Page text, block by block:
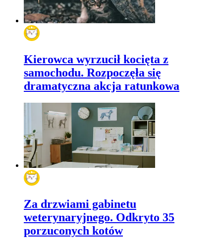
Kierowca wyrzucił kocięta z
samochodu. Rozpoczęła się
dramatyczna akcja ratunkowa
Za drzwiami gabinetu
weterynaryjnego. Odkryto 35
porzuconych kotów